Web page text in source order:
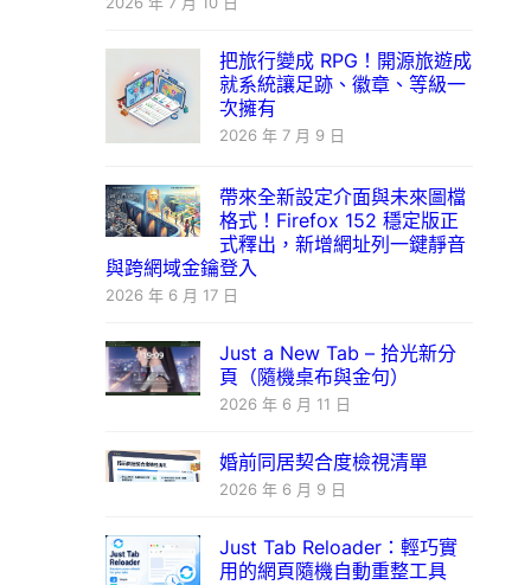
把旅行變成 RPG！開源旅遊成
就系統讓足跡、徽章、等級一
次擁有
2026 年 7 月 9 日
帶來全新設定介面與未來圖檔
格式！Firefox 152 穩定版正
式釋出，新增網址列一鍵靜音
與跨網域金鑰登入
2026 年 6 月 17 日
Just a New Tab – 拾光新分
頁（隨機桌布與金句）
2026 年 6 月 11 日
婚前同居契合度檢視清單
2026 年 6 月 9 日
Just Tab Reloader：輕巧實
用的網頁隨機自動重整工具